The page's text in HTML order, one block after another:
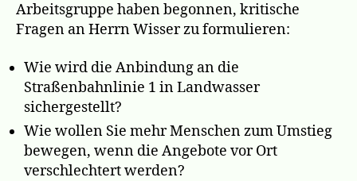
Arbeitsgruppe haben begonnen, kritische
Fragen an Herrn Wisser zu formulieren:
Wie wird die Anbindung an die
Straßenbahnlinie 1 in Landwasser
sichergestellt?
Wie wollen Sie mehr Menschen zum Umstieg
bewegen, wenn die Angebote vor Ort
verschlechtert werden?